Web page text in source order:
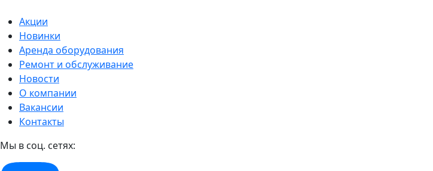
Акции
Новинки
Аренда оборудования
Ремонт и обслуживание
Новости
О компании
Вакансии
Контакты
Мы в соц. сетях: